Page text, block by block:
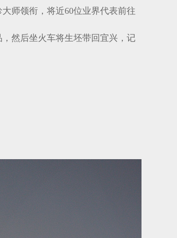
师领衔，将近60位业界代表前往
然后坐火车将生坯带回宜兴，记